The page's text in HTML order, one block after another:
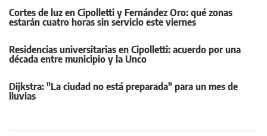
Cortes de luz en Cipolletti y Fernández Oro: qué zonas
estarán cuatro horas sin servicio este viernes
Residencias universitarias en Cipolletti: acuerdo por una
década entre municipio y la Unco
Dijkstra: "La ciudad no está preparada" para un mes de
lluvias